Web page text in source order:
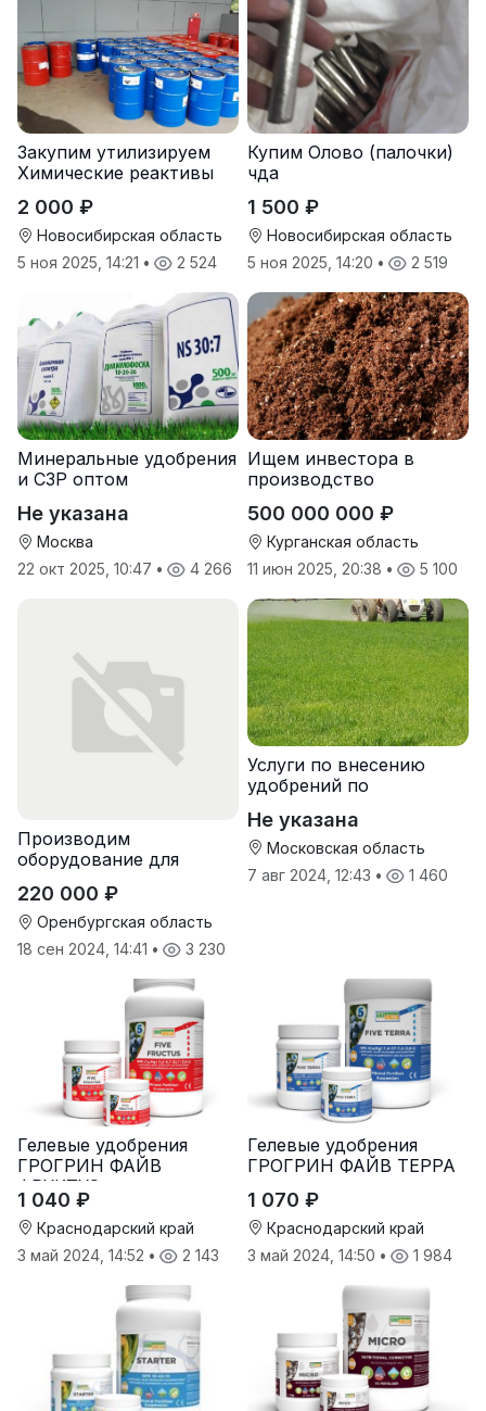
Закупим утилизируем
Химические реактивы
2 000 ₽
Новосибирская область
5 ноя 2025, 14:21 • 2 524
Купим Олово (палочки)
чда
1 500 ₽
Новосибирская область
5 ноя 2025, 14:20 • 2 519
Минеральные удобрения
и СЗР оптом
Не указана
Москва
22 окт 2025, 10:47 • 4 266
Ищем инвестора в
производство
почвоулучшителей
500 000 000 ₽
Курганская область
11 июн 2025, 20:38 • 5 100
Производим
оборудование для
220 000 ₽
Оренбургская область
18 сен 2024, 14:41 • 3 230
Услуги по внесению
удобрений по
грунту, услуги по
опрыскиванию полей,
услуги пневмо
Не указана
Московская область
7 авг 2024, 12:43 • 1 460
Гелевые удобрения
ГРОГРИН ФАЙВ
ФРУКТУС
1 040 ₽
Краснодарский край
3 май 2024, 14:52 • 2 143
Гелевые удобрения
ГРОГРИН ФАЙВ ТЕРРА
1 070 ₽
Краснодарский край
3 май 2024, 14:50 • 1 984